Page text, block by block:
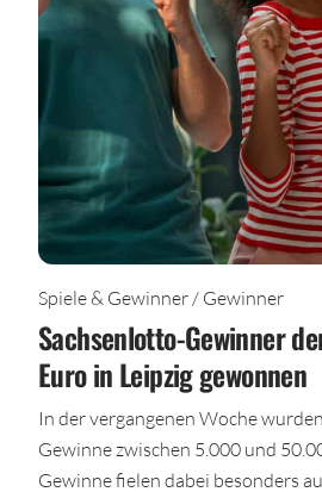
Spiele & Gewinner / Gewinner
Sachsenlotto-Gewinner
Euro in Leipzig gewonnen
In der vergangenen Woche
Gewinne zwischen 5.000 und
Gewinne fielen dabei besonders